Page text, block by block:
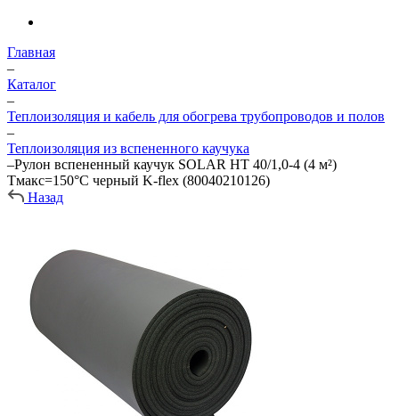
Главная
–
Каталог
–
Теплоизоляция и кабель для обогрева трубопроводов и полов
–
Теплоизоляция из вспененного каучука
–Рулон вспененный каучук SOLAR HT 40/1,0-4 (4 м²)
Тмакс=150°C черный K-flex (80040210126)
Назад